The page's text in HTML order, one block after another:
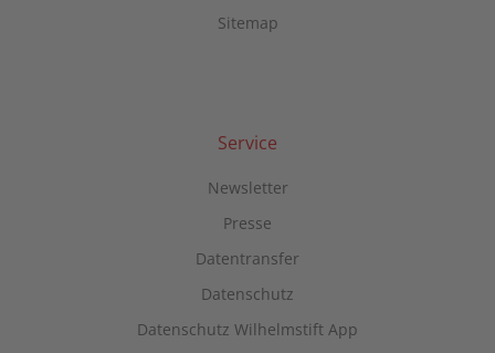
Sitemap
Service
Newsletter
Presse
Datentransfer
Datenschutz
Datenschutz Wilhelmstift App